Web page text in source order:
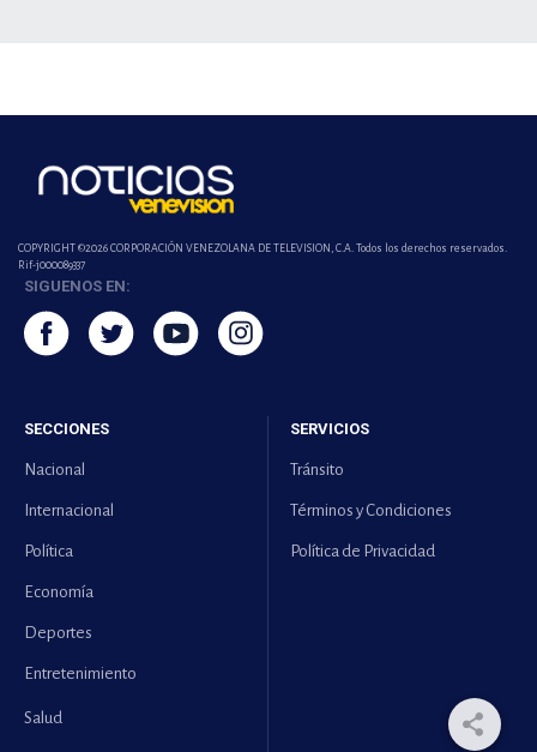
COPYRIGHT ©2026 CORPORACIÓN VENEZOLANA DE TELEVISION, C.A. Todos los derechos reservados.
Rif-j000089337
SIGUENOS EN:
SECCIONES
Nacional
Internacional
Política
Economía
Deportes
Entretenimiento
Salud
SERVICIOS
Tránsito
Términos y Condiciones
Política de Privacidad